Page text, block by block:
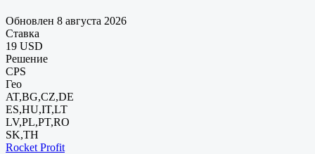
Обновлен 8 августа 2026
Ставка
19 USD
Решение
CPS
Гео
AT,BG,CZ,DE
ES,HU,IT,LT
LV,PL,PT,RO
SK,TH
Rocket Profit